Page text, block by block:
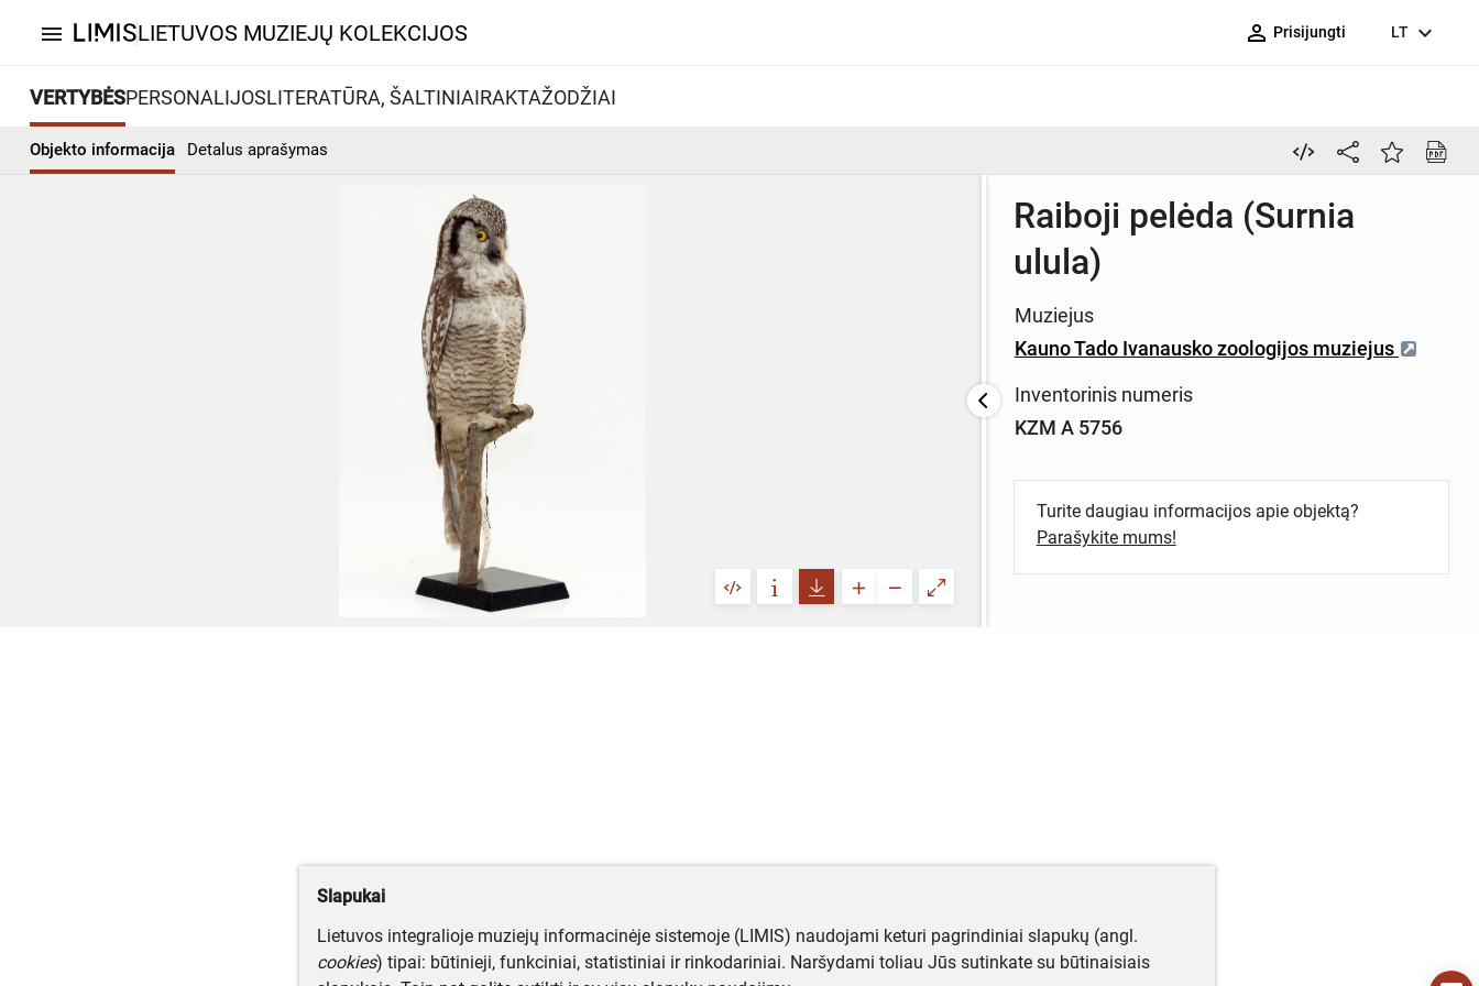
menu LIETUVOS MUZIEJŲ KOLEKCIJOS person_outline Prisijungti LT expand_more
VERTYBĖSPERSONALIJOSLITERATŪRA, ŠALTINIAIRAKTAŽODŽIAI
Objekto informacija Detalus aprašymas
Raiboji pelėda (Surnia
ulula)
Muziejus
Kauno Tado Ivanausko zoologijos muziejus
Inventorinis numeris
KZM A 5756
Turite daugiau informacijos apie objektą?
Parašykite mums!
Slapukai
Lietuvos integralioje muziejų informacinėje sistemoje (LIMIS) naudojami keturi pagrindiniai slapukų (angl.
cookies) tipai: būtinieji, funkciniai, statistiniai ir rinkodariniai. Naršydami toliau Jūs sutinkate su būtinaisiais